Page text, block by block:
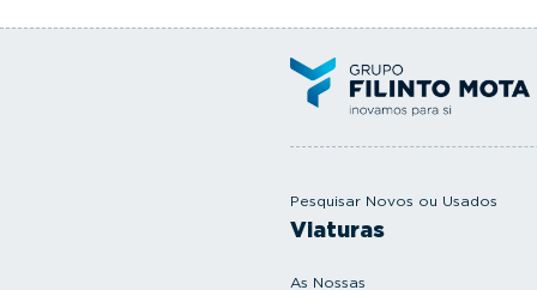
Pesquisar Novos ou Usados
Viaturas
As Nossas